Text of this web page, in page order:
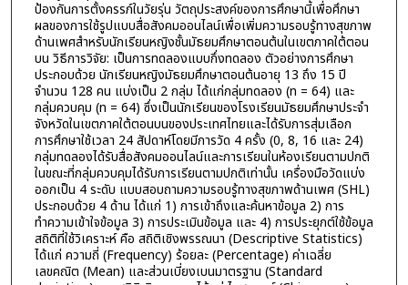
ป้องกันการตั้งครรภ์ในวัยรุ่น วัตถุประสงค์ของการศึกษานี้เพื่อศึกษา
ผลของการใช้รูปแบบสื่อสังคมออนไลน์เพื่อเพิ่มความรอบรู้ทางสุขภาพ
ด้านเพศสำหรับนักเรียนหญิงชั้นมัธยมศึกษาตอนต้นในเขตภาคใต้ตอน
บน วิธีการวิจัย: เป็นการทดลองแบบกึ่งทดลอง ตัวอย่างการศึกษา
ประกอบด้วย นักเรียนหญิงมัธยมศึกษาตอนต้นอายุ 13 ถึง 15 ปี
จำนวน 128 คน แบ่งเป็น 2 กลุ่ม ได้แก่กลุ่มทดลอง (n = 64) และ
กลุ่มควบคุม (n = 64) ซึ่งเป็นนักเรียนของโรงเรียนมัธยมศึกษาประจำ
จังหวัดในเขตภาคใต้ตอนบนของประเทศไทยและได้รับการสุ่มเลือก
การศึกษาใช้เวลา 24 สัปดาห์โดยมีการวัด 4 ครั้ง (0, 8, 16 และ 24)
กลุ่มทดลองได้รับสื่อสังคมออนไลน์และการเรียนในห้องเรียนตามปกติ
ในขณะที่กลุ่มควบคุมได้รับการเรียนตามปกติเท่านั้น เครื่องมือวัดแบ่ง
ออกเป็น 4 ระดับ แบบสอบถามความรอบรู้ทางสุขภาพด้านเพศ (SHL)
ประกอบด้วย 4 ด้าน ได้แก่ 1) การเข้าถึงและค้นหาข้อมูล 2) การ
ทำความเข้าใจข้อมูล 3) การประเมินข้อมูล และ 4) การประยุกต์ใช้ข้อมูล
สถิติที่ใช้วิเคราะห์ คือ สถิติเชิงพรรณนา (Descriptive Statistics)
ได้แก่ ความถี่ (Frequency) ร้อยละ (Percentage) ค่าเฉลี่ย
เลขคณิต (Mean) และส่วนเบี่ยงเบนมาตรฐาน (Standard